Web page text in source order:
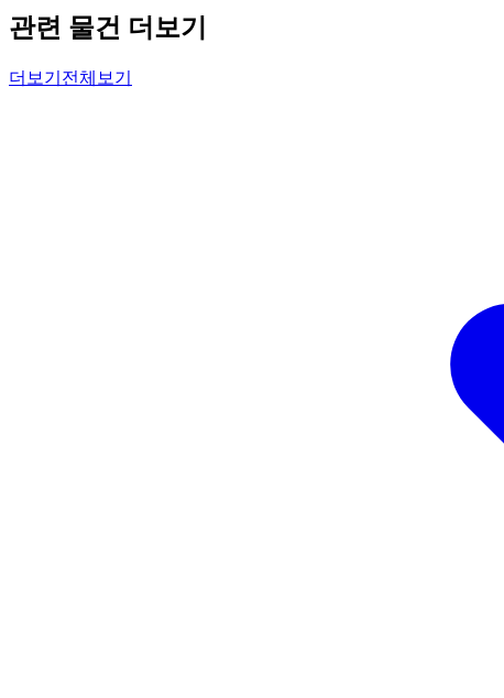
관련 물건 더보기
더보기 전체보기